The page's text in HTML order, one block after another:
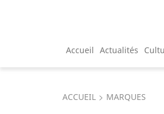
Accueil Actualités
ACCUEIL MARQUES